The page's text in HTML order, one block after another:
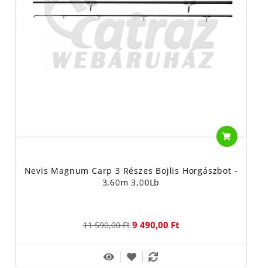
Nevis Magnum Carp 3 Részes Bojlis Horgászbot -
3,60m 3,00Lb
11 590,00 Ft 9 490,00 Ft